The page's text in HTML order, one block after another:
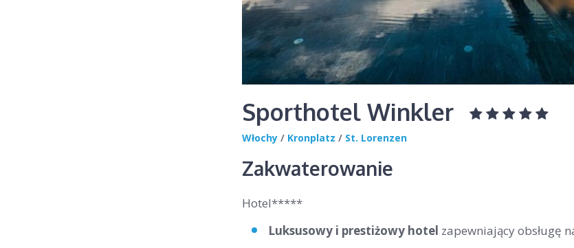
Sporthotel Winkler
Włochy / Kronplatz / St. Lorenzen
Zakwaterowanie
Hotel*****
Luksusowy i prestiżowy hotel zapewniający obsługę